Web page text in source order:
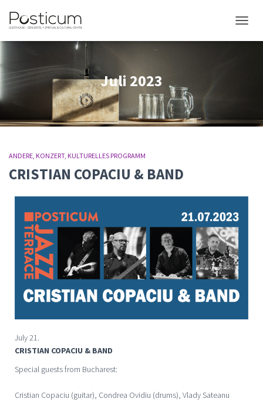
Juli 2023
ANDERE KONZERT KULTURELLES PROGRAMM
CRISTIAN COPACIU & BAND
July 21.
CRISTIAN COPACIU & BAND
Special guests from Bucharest:
Cristian Copaciu (guitar), Condrea Ovidiu (drums), Vlady Sateanu